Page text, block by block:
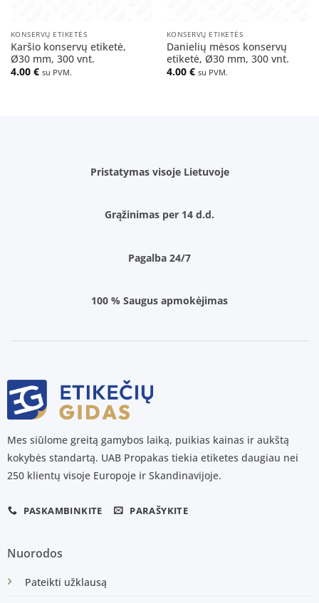
KONSERVŲ ETIKETĖS
Karšio konservų etiketė,
Ø30 mm, 300 vnt.
4.00 € su PVM.
KONSERVŲ ETIKETĖS
Danielių mėsos konservų
etiketė, Ø30 mm, 300 vnt.
4.00 € su PVM.
Pristatymas visoje Lietuvoje
Grąžinimas per 14 d.d.
Pagalba 24/7
100 % Saugus apmokėjimas
Mes siūlome greitą gamybos laiką, puikias kainas ir aukštą
kokybės standartą. UAB Propakas tiekia etiketes daugiau nei
250 klientų visoje Europoje ir Skandinavijoje.
PASKAMBINKITE PARAŠYKITE
Nuorodos
Pateikti užklausą